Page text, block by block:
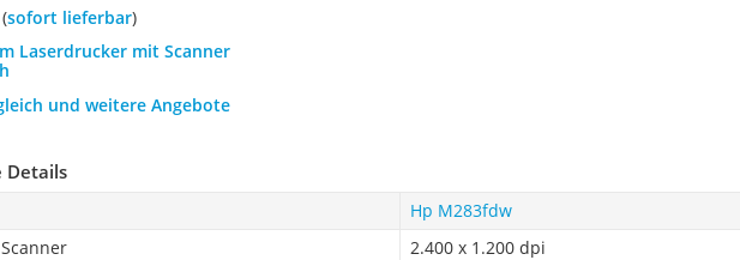
Sofort lieferbar)
Laserdrucker mit Scanner
und weitere Angebote
Details
Hp M283fdw
2.400 x 1.200 dpi